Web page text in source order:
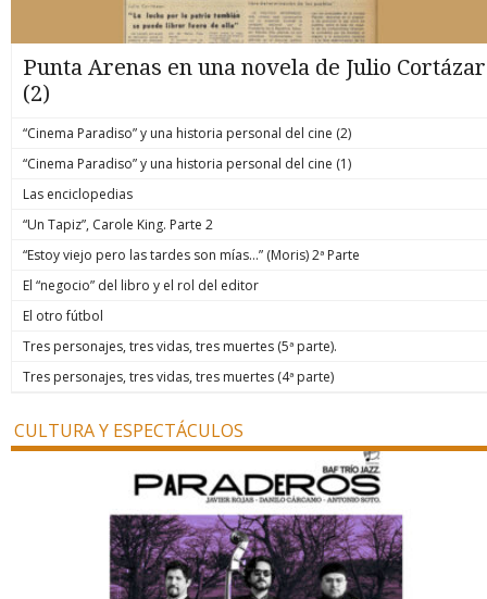
Punta Arenas en una novela de Julio Cortázar
(2)
“Cinema Paradiso” y una historia personal del cine (2)
“Cinema Paradiso” y una historia personal del cine (1)
Las enciclopedias
“Un Tapiz”, Carole King. Parte 2
“Estoy viejo pero las tardes son mías…” (Moris) 2ª Parte
El “negocio” del libro y el rol del editor
El otro fútbol
Tres personajes, tres vidas, tres muertes (5ª parte).
Tres personajes, tres vidas, tres muertes (4ª parte)
CULTURA Y ESPECTÁCULOS